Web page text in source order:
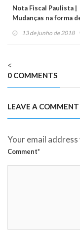
Nota Fiscal Paulista |
Mudanças na forma
13 de junho de 2018
<
0 COMMENTS
LEAVE A COMMENT
Your email
Comment*